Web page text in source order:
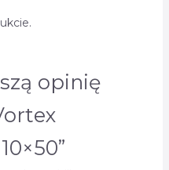
opinię